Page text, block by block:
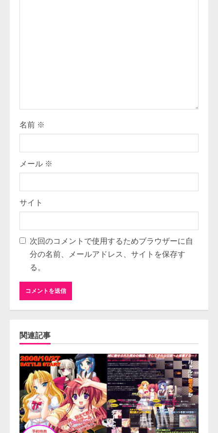
n
g
名前 ※
メール ※
サイト
次回のコメントで使用するためブラウザーに自
分の名前、メールアドレス、サイトを保存す
る。
関連記事